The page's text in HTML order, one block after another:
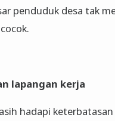
penduduk desa tak
lapangan kerja
hadapi